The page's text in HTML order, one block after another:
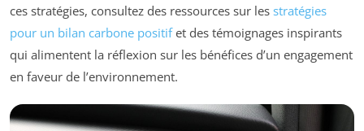
ces stratégies, consultez des ressources sur les stratégies
pour un bilan carbone positifet des témoignages inspirants
qui alimentent la réflexion sur les bénéfices d’un engagement
en faveur de l’environnement.